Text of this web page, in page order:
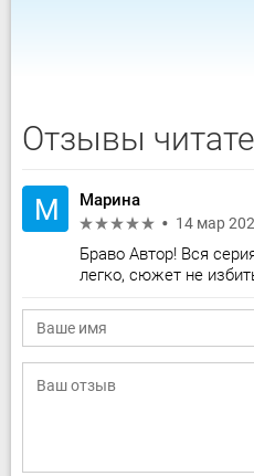
Отзывы
М Марина
14 мар
Браво Автор! Вся
легко, сюжет не